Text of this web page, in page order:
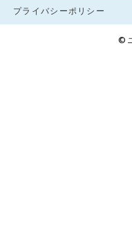
プライバシーポリシー
©